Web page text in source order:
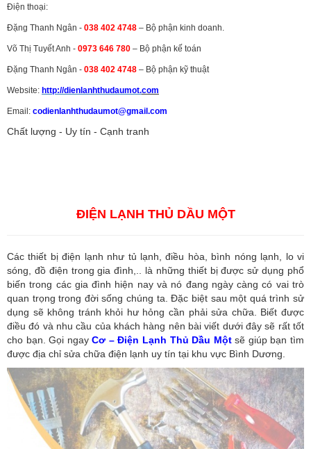
Điện thoại:
Đặng Thanh Ngân - 038 402 4748 – Bộ phận kinh doanh.
Võ Thị Tuyết Anh - 0973 646 780 – Bộ phận kế toán
Đặng Thanh Ngân - 038 402 4748 – Bộ phận kỹ thuật
Website: http://dienlanhthudaumot.com
Email: codienlanhthudaumot@gmail.com
Chất lượng - Uy tín - Cạnh tranh
ĐIỆN LẠNH THỦ DẦU MỘT
Các thiết bị điện lạnh như tủ lạnh, điều hòa, bình nóng lạnh, lo vi
sóng, đồ điện trong gia đình,.. là những thiết bị được sử dụng phổ
biến trong các gia đình hiện nay và nó đang ngày càng có vai trò
quan trọng trong đời sống chúng ta. Đặc biệt sau một quá trình sử
dụng sẽ không tránh khỏi hư hỏng cần phải sửa chữa. Biết được
điều đó và nhu cầu của khách hàng nên bài viết dưới đây sẽ rất tốt
cho bạn. Gọi ngayCơ – Điện Lạnh Thủ Dầu Một sẽ giúp bạn tìm
được địa chỉ sửa chữa điện lạnh uy tín tại khu vực Bình Dương.